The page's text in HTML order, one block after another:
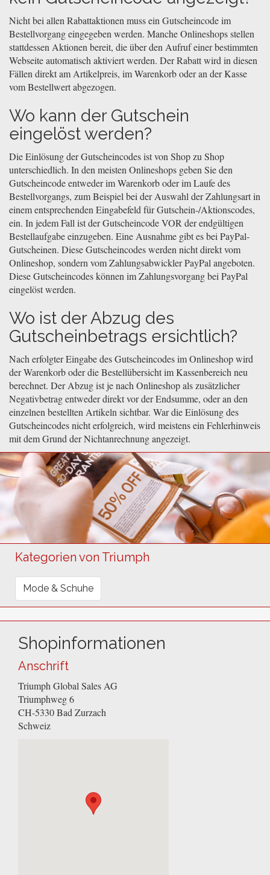
Nicht bei allen Rabattaktionen muss ein Gutscheincode im
Bestellvorgang eingegeben werden. Manche Onlineshops stellen
stattdessen Aktionen bereit, die über den Aufruf einer bestimmten
Webseite automatisch aktiviert werden. Der Rabatt wird in diesen
Fällen direkt am Artikelpreis, im Warenkorb oder an der Kasse
vom Bestellwert abgezogen.
Wo kann der Gutschein
eingelöst werden?
Die Einlösung der Gutscheincodes ist von Shop zu Shop
unterschiedlich. In den meisten Onlineshops geben Sie den
Gutscheincode entweder im Warenkorb oder im Laufe des
Bestellvorgangs, zum Beispiel bei der Auswahl der Zahlungsart in
einem entsprechenden Eingabefeld für Gutschein-/Aktionscodes,
ein. In jedem Fall ist der Gutscheincode VOR der endgültigen
Bestellaufgabe einzugeben. Eine Ausnahme gibt es bei PayPal-
Gutscheinen. Diese Gutscheincodes werden nicht direkt vom
Onlineshop, sondern vom Zahlungsabwickler PayPal angeboten.
Diese Gutscheincodes können im Zahlungsvorgang bei PayPal
eingelöst werden.
Wo ist der Abzug des
Gutscheinbetrags ersichtlich?
Nach erfolgter Eingabe des Gutscheincodes im Onlineshop wird
der Warenkorb oder die Bestellübersicht im Kassenbereich neu
berechnet. Der Abzug ist je nach Onlineshop als zusätzlicher
Negativbetrag entweder direkt vor der Endsumme, oder an den
einzelnen bestellten Artikeln sichtbar. War die Einlösung des
Gutscheincodes nicht erfolgreich, wird meistens ein Fehlerhinweis
mit dem Grund der Nichtanrechnung angezeigt.
Kategorien von Triumph
Mode & Schuhe
Shopinformationen
Anschrift
Triumph Global Sales AG
Triumphweg 6
CH-5330Bad Zurzach
Schweiz